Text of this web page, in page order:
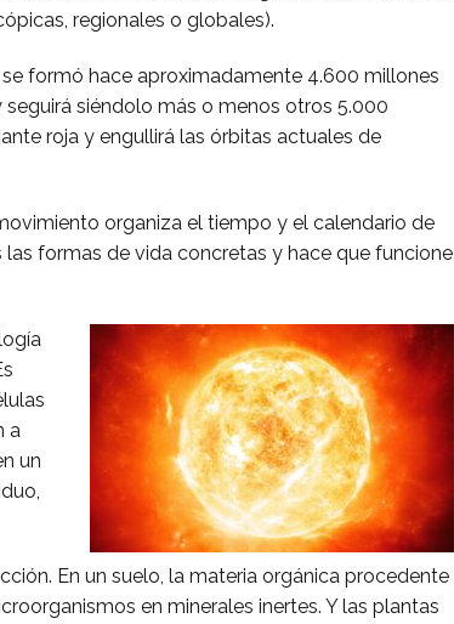
regionales o globales).
formó hace aproximadamente 4.600 millones
seguirá siéndolo más o menos otros 5.000
roja y engullirá las órbitas actuales de
organiza el tiempo y el calendario de
formas de vida concretas y hace que funcione
a
un
En un suelo, la materia orgánica procedente
en minerales inertes. Y las plantas